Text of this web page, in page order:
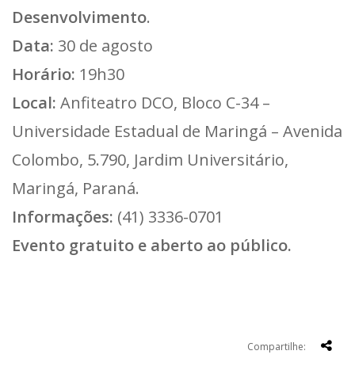
Desenvolvimento.
Data: 30 de agosto
Horário: 19h30
Local: Anfiteatro DCO, Bloco C-34 –
Universidade Estadual de Maringá – Avenida
Colombo, 5.790, Jardim Universitário,
Maringá, Paraná.
Informações: (41) 3336-0701
Evento gratuito e aberto ao público.
Compartilhe: